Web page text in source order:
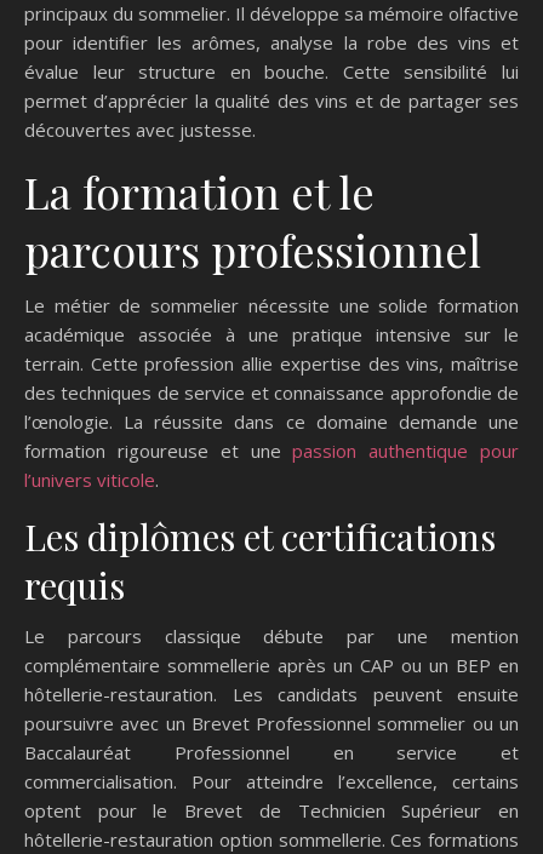
principaux du sommelier. Il développe sa mémoire olfactive
pour identifier les arômes, analyse la robe des vins et
évalue leur structure en bouche. Cette sensibilité lui
permet d’apprécier la qualité des vins et de partager ses
découvertes avec justesse.
La formation et le
parcours professionnel
Le métier de sommelier nécessite une solide formation
académique associée à une pratique intensive sur le
terrain. Cette profession allie expertise des vins, maîtrise
des techniques de service et connaissance approfondie de
l’œnologie. La réussite dans ce domaine demande une
formation rigoureuse et unepassion authentique pour
l’univers viticole.
Les diplômes et certifications
requis
Le parcours classique débute par une mention
complémentaire sommellerie après un CAP ou un BEP en
hôtellerie-restauration. Les candidats peuvent ensuite
poursuivre avec un Brevet Professionnel sommelier ou un
Baccalauréat Professionnel en service et
commercialisation. Pour atteindre l’excellence, certains
optent pour le Brevet de Technicien Supérieur en
hôtellerie-restauration option sommellerie. Ces formations